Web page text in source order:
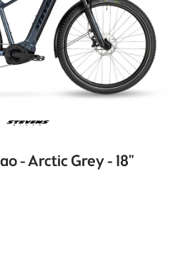
- Arctic Grey - 18"